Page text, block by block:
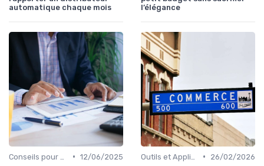
automatique chaque mois
l’élégance
• 12/06/2025
•
26/02/2026